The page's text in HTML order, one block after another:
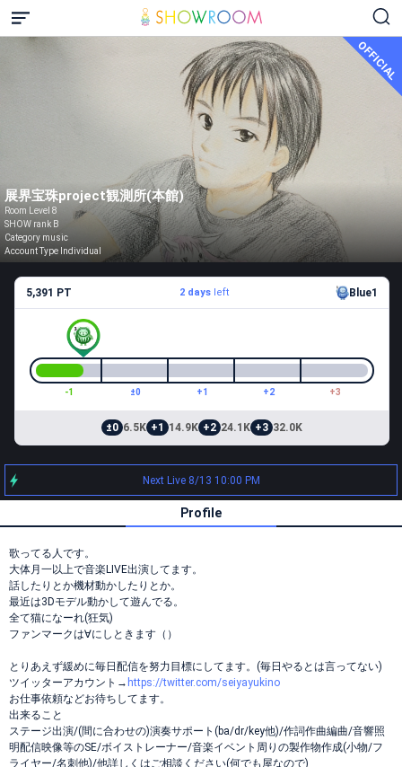
OFFICIAL
展界宝珠project観測所(本館)
Room Level 8
SHOW rank B
Category music
Account Type Individual
5,391 PT 2 daysleft Blue1
-1 ±0 +1 +2 +3
±0 6.5K +1 14.9K +2 24.1K +3 32.0K
Next Live 8/13 10:00 PM
Profile
歌ってる人です。
大体月一以上で音楽LIVE出演してます。
話したりとか機材動かしたりとか。
最近は3Dモデル動かして遊んでる。
全て猫になーれ(狂気)
ファンマークは∀にしときます（）
とりあえず緩めに毎日配信を努力目標にしてます。(毎日やるとは言ってない)
ツイッターアカウント→ https://twitter.com/seiyayukino
お仕事依頼などお待ちしてます。
出来ること
ステージ出演/(間に合わせの)演奏サポート(ba/dr/key他)/作詞作曲編曲/音響照
明配信映像等のSE/ボイストレーナー/音楽イベント周りの製作物作成(小物/フ
ライヤー/名刺他)/他詳しくはご相談ください(何でも屋なので)